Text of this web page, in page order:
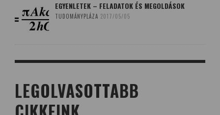
EGYENLETEK – FELADATOK ÉS MEGOLDÁSOK
TUDOMÁNYPLÁZA 2017/05/05
LEGOLVASOTTABB